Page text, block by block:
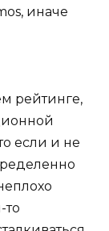
иначе
рейтинге,
если и не
то